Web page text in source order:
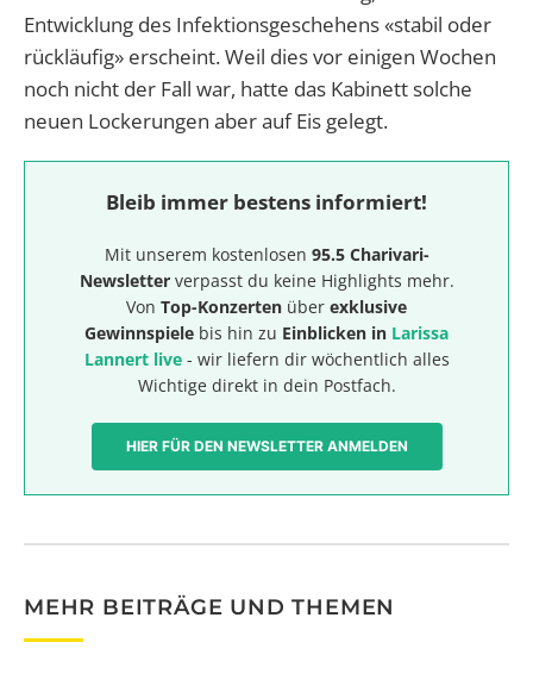
Entwicklung des Infektionsgeschehens «stabil oder
rückläufig» erscheint. Weil dies vor einigen Wochen
noch nicht der Fall war, hatte das Kabinett solche
neuen Lockerungen aber auf Eis gelegt.
Bleib immer bestens informiert!
Mit unserem kostenlosen 95.5 Charivari-
Newsletterverpasst du keine Highlights mehr.
Von Top-Konzerten über exklusive
Gewinnspiele bis hin zu Einblicken in Larissa
Lannert live- wir liefern dir wöchentlich alles
Wichtige direkt in dein Postfach.
HIER FÜR DEN NEWSLETTER ANMELDEN
MEHR BEITRÄGE UND THEMEN